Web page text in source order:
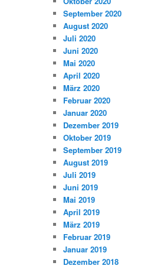
September 2020
August 2020
Juli 2020
Juni 2020
Mai 2020
April 2020
März 2020
Februar 2020
Januar 2020
Dezember 2019
Oktober 2019
September 2019
August 2019
Juli 2019
Juni 2019
Mai 2019
April 2019
März 2019
Februar 2019
Januar 2019
Dezember 2018